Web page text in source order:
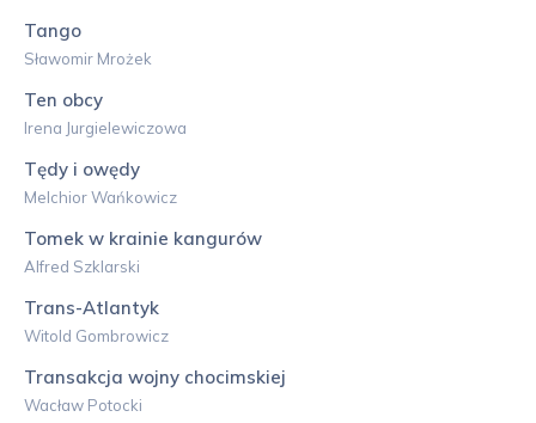
Tango
Sławomir Mrożek
Ten obcy
Irena Jurgielewiczowa
Tędy i owędy
Melchior Wańkowicz
Tomek w krainie kangurów
Alfred Szklarski
Trans-Atlantyk
Witold Gombrowicz
Transakcja wojny chocimskiej
Wacław Potocki